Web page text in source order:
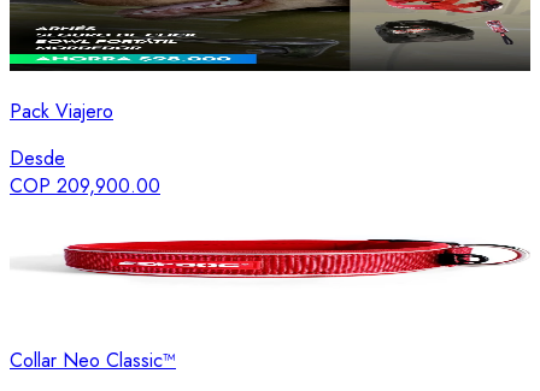
Pack Viajero
Desde
COP 209,900.00
Collar Neo Classic™